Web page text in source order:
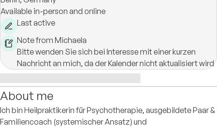
Available in-person and online
Last active
Note from Michaela
Bitte wenden Sie sich bei Interesse mit einer kurzen
Nachricht an mich, da der Kalender nicht aktualisiert wird
About me
Ich bin Heilpraktikerin für Psychotherapie, ausgebildete Paar &
Familiencoach (systemischer Ansatz) und